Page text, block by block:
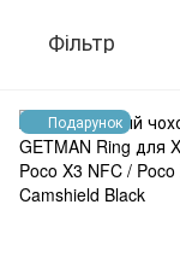
Фільтр
Подарунок